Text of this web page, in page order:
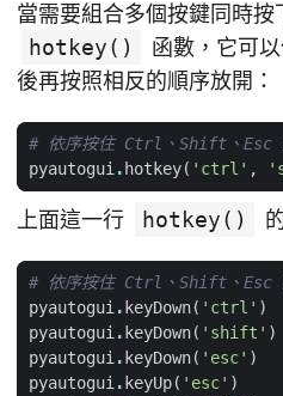
當需要組合多個按鍵同時按
hotkey()
函數，它可
後再按照相反的順序放開：
# 依序按住 Ctrl、Shift、Esc
pyautogui. hotkey( 'ctrl' ,
上面這一行 hotkey()
# 依序按住 Ctrl、Shift、Esc
pyautogui. keyDown( 'ctrl' )
pyautogui. keyDown( 'shift' )
pyautogui. keyDown( 'esc' )
pyautogui. keyUp( 'esc' )